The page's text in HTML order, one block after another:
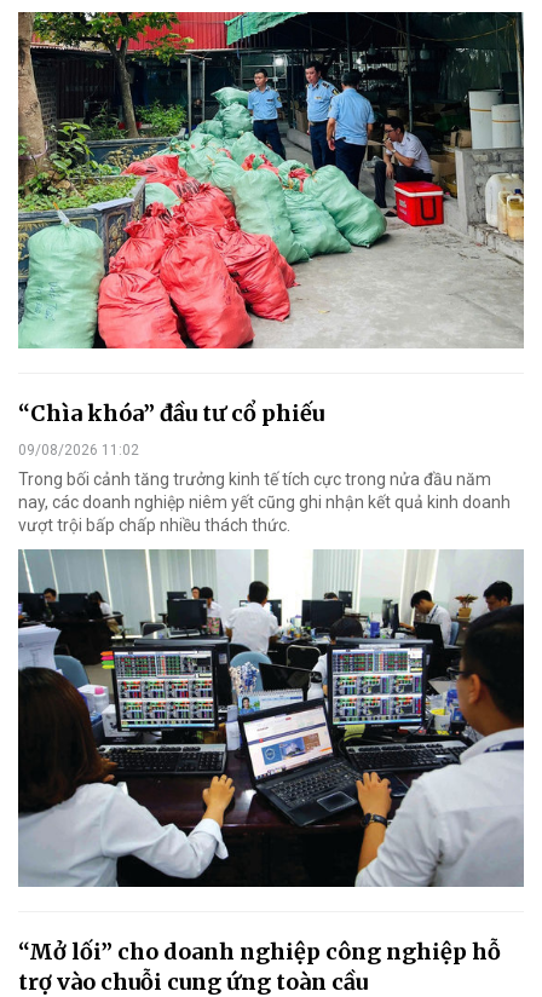
“Chìa khóa” đầu tư cổ phiếu
09/08/2026 11:02
Trong bối cảnh tăng trưởng kinh tế tích cực trong nửa đầu năm
nay, các doanh nghiệp niêm yết cũng ghi nhận kết quả kinh doanh
vượt trội bấp chấp nhiều thách thức.
“Mở lối” cho doanh nghiệp công nghiệp hỗ
trợ vào chuỗi cung ứng toàn cầu